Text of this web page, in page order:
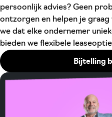
persoonlijk advies? Geen
ontzorgen en helpen je
we dat elke ondernemer
bieden we flexibele
Bijtelling